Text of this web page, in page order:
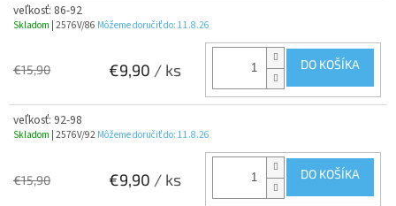
veľkosť: 86-92
Skladom | 2576V/86 Môžeme doručiť do: 11.8.26
€15,90 €9,90 / ks DO KOŠÍKA
veľkosť: 92-98
Skladom | 2576V/92 Môžeme doručiť do: 11.8.26
€15,90 €9,90 / ks DO KOŠÍKA